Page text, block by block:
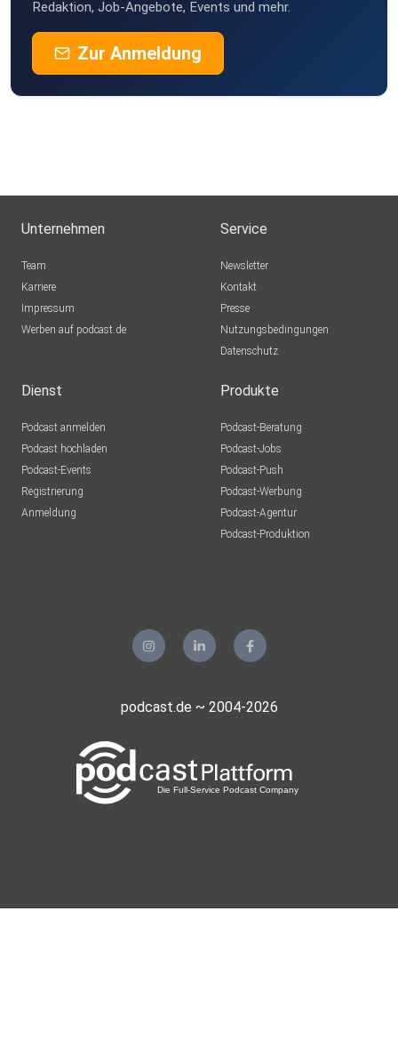
Redaktion, Job-Angebote, Events und mehr.
Zur Anmeldung
Unternehmen
Team
Karriere
Impressum
Werben auf podcast.de
Service
Newsletter
Kontakt
Presse
Nutzungsbedingungen
Datenschutz
Dienst
Podcast anmelden
Podcast hochladen
Podcast-Events
Registrierung
Anmeldung
Produkte
Podcast-Beratung
Podcast-Jobs
Podcast-Push
Podcast-Werbung
Podcast-Agentur
Podcast-Produktion
podcast.de ~ 2004-2026